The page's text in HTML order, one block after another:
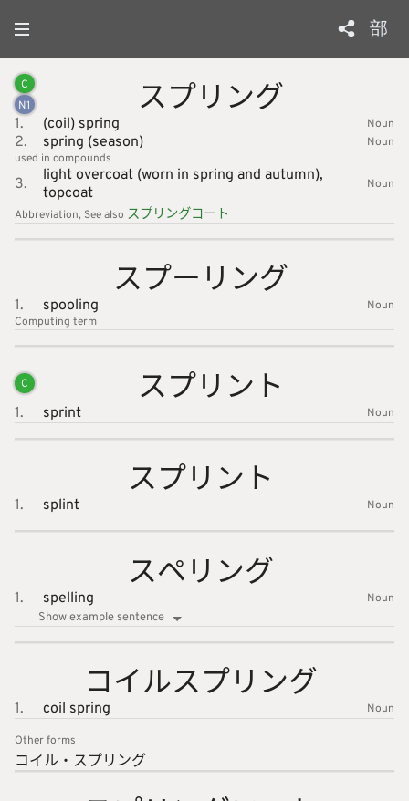
部
C
N1 スプリング
1. (coil) spring Noun
2. spring (season)
Noun
used in compounds
3.
light overcoat (worn in spring and autumn),
topcoat
Noun
Abbreviation See also スプリングコート
スプーリ ング
1. spooling
Noun
Computing term
C スプリン ト
1. sprint Noun
スプリン ト
1. splint Noun
スペリング
1. spelling
Noun
Show example sentence
コイルスプリング
1. coil spring Noun
Other forms
コイル・ スプリング